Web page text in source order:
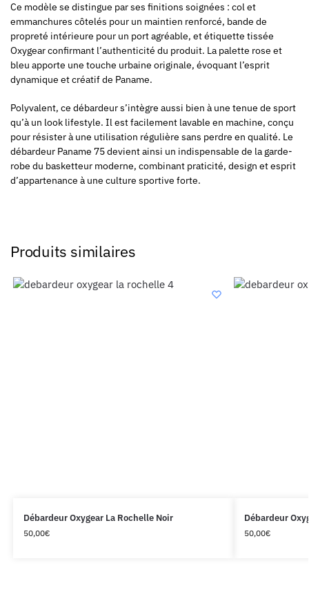
Ce modèle se distingue par ses finitions soignées : col et
emmanchures côtelés pour un maintien renforcé, bande de
propreté intérieure pour un port agréable, et étiquette tissée
Oxygear confirmant l’authenticité du produit. La palette rose et
bleu apporte une touche urbaine originale, évoquant l’esprit
dynamique et créatif de Paname.
Polyvalent, ce débardeur s’intègre aussi bien à une tenue de sport
qu’à un look lifestyle. Il est facilement lavable en machine, conçu
pour résister à une utilisation régulière sans perdre en qualité. Le
débardeur Paname 75 devient ainsi un indispensable de la garde-
robe du basketteur moderne, combinant praticité, design et esprit
d’appartenance à une culture sportive forte.
Produits similaires
Débardeur Oxygear La Rochelle Noir
50,00€
Débardeur
50,00€